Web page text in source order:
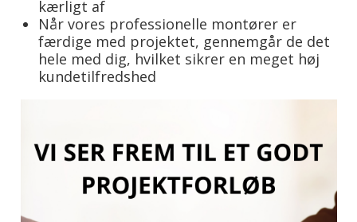
kærligt af
Når vores professionelle montører er
færdige med projektet, gennemgår de det
hele med dig, hvilket sikrer en meget høj
kundetilfredshed